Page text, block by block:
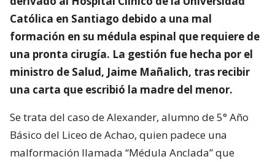
Católica en Santiago debido a una mal
formación en su médula espinal que requiere de
una pronta cirugía. La gestión fue hecha por el
ministro de Salud, Jaime Mañalich, tras recibir
una carta que escribió la madre del menor.
Se trata del caso de Alexander, alumno de 5° Año
Básico del Liceo de Achao, quien padece una
malformación llamada “Médula Anclada” que